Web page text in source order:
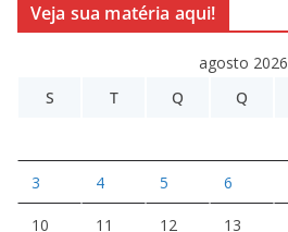
Veja sua matéria aqui!
agosto 2026
S
T Q Q
3 4 5 6
10 11 12 13